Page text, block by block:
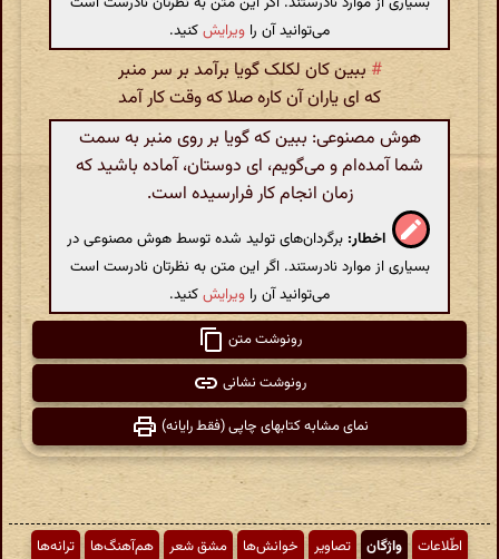
می‌توانید آن را ویرایشکنید.
# ببین کان لکلک گویا برآمد بر سر منبر
که ای یاران آن کاره صلا که وقت کار آمد
هوش مصنوعی: ببین که گویا بر روی منبر به سمت
شما آمده‌ام و می‌گویم، ای دوستان، آماده باشید که
زمان انجام کار فرارسیده است.
اخطار: برگردان‌های تولید شده توسط هوش مصنوعی در
بسیاری از موارد نادرستند. اگر این متن به نظرتان نادرست است
می‌توانید آن را ویرایشکنید.
رونوشت متن
رونوشت نشانی
نمای مشابه کتابهای چاپی (فقط رایانه)
اطّلاعات واژگان تصاویر خوانش‌ها مشق شعر هم‌آهنگ‌ها
ترانه‌ها